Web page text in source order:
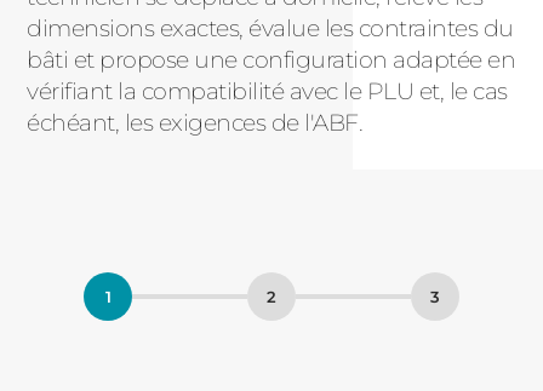
dimensions exactes, évalue les contraintes du
bâti et propose une configuration adaptée en
vérifiant la compatibilité avec le PLU et, le cas
échéant, les exigences de l'ABF.